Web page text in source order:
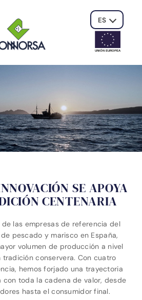
ES
UNIÓN EUROPEA
SE APOYA
CENTENARIA
de las empresas de referencia del
pescado y marisco en España,
volumen de producción a nivel
tradición conservera. Con cuatro
hemos forjado una trayectoria
con toda la cadena de valor, desde
hasta el consumidor final.